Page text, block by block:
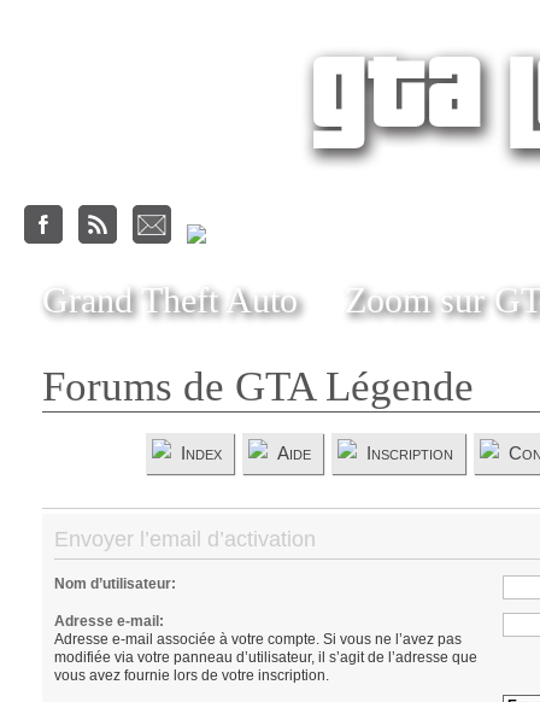
Grand Theft Auto Zoom sur
Forums de GTA Légende
Index Aide Inscription
Envoyer l’email d’activation
Nom d’utilisateur:
Adresse e-mail:
Adresse e-mail associée à votre compte. Si vous ne l’avez pas
modifiée via votre panneau d’utilisateur, il s’agit de l’adresse que
vous avez fournie lors de votre inscription.